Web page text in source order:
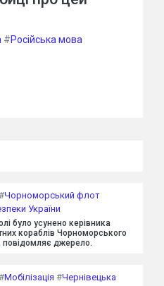
#Російська мова
Чорноморський флот
України
було усунено керівника
кораблів Чорноморського
повідомляє джерело.
Мобілізація #Чернівецька